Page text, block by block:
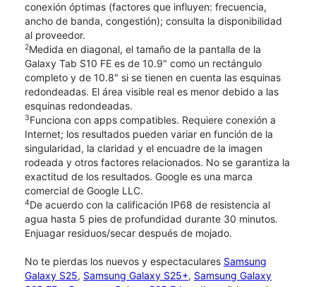
conexión óptimas (factores que influyen: frecuencia,
ancho de banda, congestión); consulta la disponibilidad
al proveedor.
2Medida en diagonal, el tamaño de la pantalla de la
Galaxy Tab S10 FE es de 10.9" como un rectángulo
completo y de 10.8" si se tienen en cuenta las esquinas
redondeadas. El área visible real es menor debido a las
esquinas redondeadas.
3Funciona con apps compatibles. Requiere conexión a
Internet; los resultados pueden variar en función de la
singularidad, la claridad y el encuadre de la imagen
rodeada y otros factores relacionados. No se garantiza la
exactitud de los resultados. Google es una marca
comercial de Google LLC.
4De acuerdo con la calificación IP68 de resistencia al
agua hasta 5 pies de profundidad durante 30 minutos.
Enjuagar residuos/secar después de mojado.
No te pierdas los nuevos y espectaculares Samsung
Galaxy S25, Samsung Galaxy S25+, Samsung Galaxy